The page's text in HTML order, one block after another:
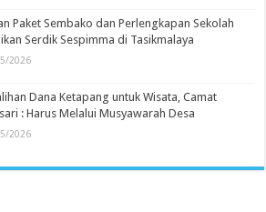
Paket Sembako dan Perlengkapan Sekolah
Serdik Sespimma di Tasikmalaya
2026
Dana Ketapang untuk Wisata, Camat
: Harus Melalui Musyawarah Desa
2026